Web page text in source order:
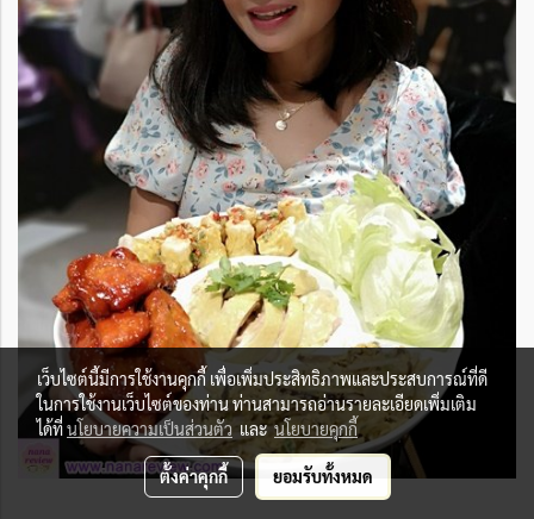
เว็บไซต์นี้มีการใช้งานคุกกี้ เพื่อเพิ่มประสิทธิภาพและประสบการณ์ที่ดี
ในการใช้งานเว็บไซต์ของท่าน ท่านสามารถอ่านรายละเอียดเพิ่มเติม
ได้ที่นโยบายความเป็นส่วนตัวและนโยบายคุกกี้
ตั้งค่าคุกกี้ ยอมรับทั้งหมด